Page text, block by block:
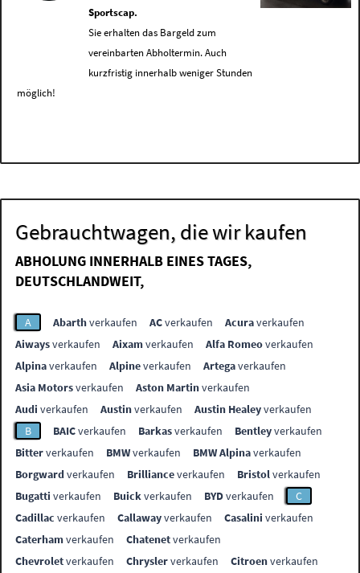
Sportscap.
Sie erhalten das Bargeld zum
vereinbarten Abholtermin. Auch
kurzfristig innerhalb weniger Stunden
möglich!
Gebrauchtwagen, die wir kaufen
ABHOLUNG INNERHALB EINES TAGES,
DEUTSCHLANDWEIT,
A Abarthverkaufen ACverkaufen Acuraverkaufen
Aiwaysverkaufen Aixamverkaufen Alfa Romeoverkaufen
Alpinaverkaufen Alpineverkaufen Artegaverkaufen
Asia Motorsverkaufen Aston Martinverkaufen
Audi verkaufen Austinverkaufen Austin Healeyverkaufen
B
BAICverkaufen Barkasverkaufen Bentleyverkaufen
Bitterverkaufen BMWverkaufen BMW Alpinaverkaufen
Borgwardverkaufen Brillianceverkaufen Bristolverkaufen
Bugatti verkaufen Buickverkaufen BYDverkaufen
C
Cadillac verkaufen Callawayverkaufen Casalini verkaufen
Caterhamverkaufen Chatenetverkaufen
Chevroletverkaufen Chryslerverkaufen Citroenverkaufen